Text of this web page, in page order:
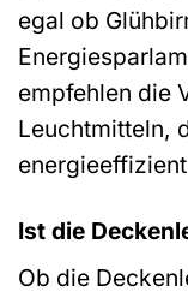
egal ob
empfehlen die
Leuchtmitteln,
Ist die
Ob die